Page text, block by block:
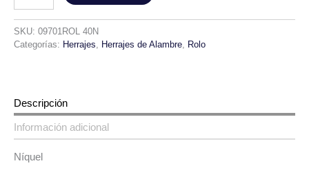
SKU: 09701ROL 40N
Categorías: Herrajes Herrajes de Alambre Rolo
Descripción
Información adicional
Níquel